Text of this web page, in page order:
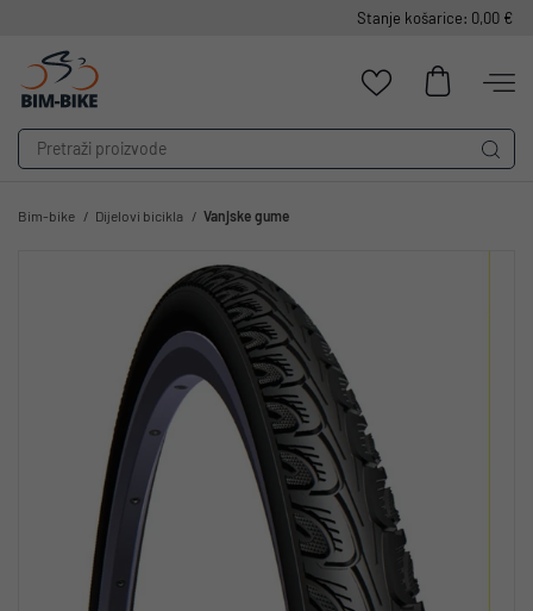
Stanje košarice: 0,00 €
Bim-bike Dijelovi bicikla Vanjske gume